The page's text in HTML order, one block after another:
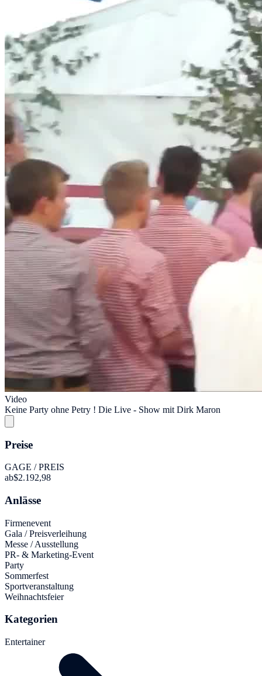
Video
Keine Party ohne Petry ! Die Live - Show mit Dirk Maron
Preise
GAGE / PREIS
ab$2.192,98
Anlässe
Firmenevent
Gala / Preisverleihung
Messe / Ausstellung
PR- & Marketing-Event
Party
Sommerfest
Sportveranstaltung
Weihnachtsfeier
Kategorien
Entertainer